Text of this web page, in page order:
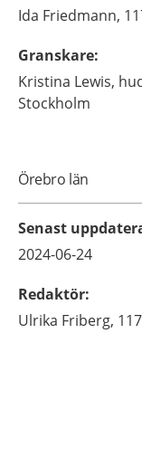
Ida Friedmann,
Granskare:
Kristina Lewis,
Stockholm
Örebro län
Senast
2024-06-24
Redaktör:
Ulrika Friberg,